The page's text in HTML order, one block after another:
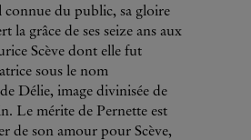
du public, sa gloire
la grâce de ses seize ans aux
Scève dont elle fut
sous le nom
Délie, image divinisée de
Le mérite de Pernette est
de son amour pour Scève,